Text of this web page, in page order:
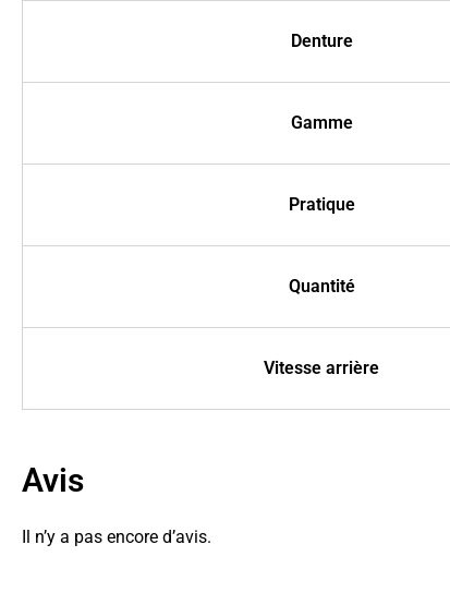
Denture
Gamme
Pratique
Quantité
Vitesse arrière
Avis
Il n’y a pas encore d’avis.